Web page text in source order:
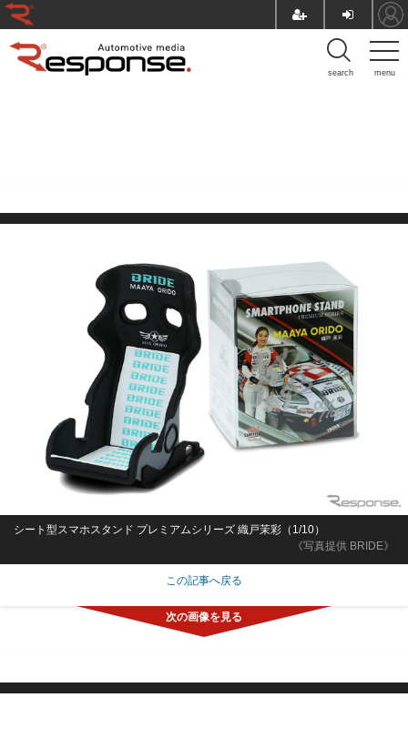
menu
search
《写真提供 BRIDE》
シート型スマホスタンド プレミアムシリーズ 織戸茉彩（1/10）
この記事へ戻る